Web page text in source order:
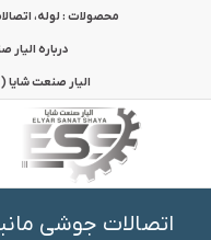
محصولات : لوله،
درباره الیار
الیار صنعت شایا ( نوین
اتصالات جوشی